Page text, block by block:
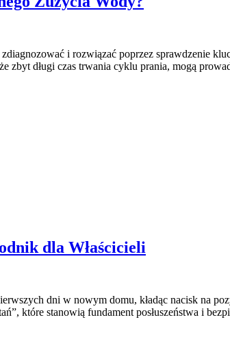
i rozwiązać poprzez sprawdzenie
zbyt długi czas trwania cyklu prania, mogą
dla Właścicieli
dni w nowym domu, kładąc nacisk na
które stanowią fundament posłuszeństwa i